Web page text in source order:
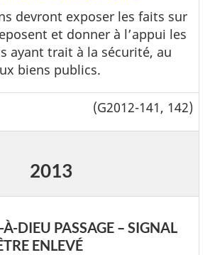
devront exposer les faits sur
et donner à l’appui les
ayant trait à la sécurité, au
biens publics.
(G2012-141, 142)
2013
DIEU PASSAGE – SIGNAL
ENLEVÉ